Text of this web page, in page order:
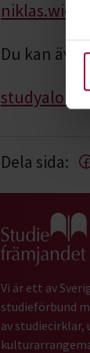
Du kan
Dela sida:
Gå till
Vi är ett av
studieförbund
av